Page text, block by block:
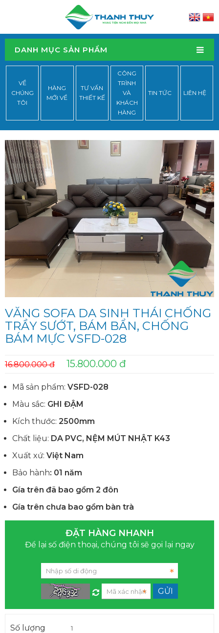
DANH MỤC SẢN PHẨM
VỀ
CHÚNG
TÔI
HÀNG
MỚI VỀ
TƯ VẤN
THIẾT KẾ
CÔNG
TRÌNH
VÀ
KHÁCH
HÀNG
TIN TỨC LIÊN HỆ
VĂNG SOFA DA SINH THÁI CHỐNG
TRẦY SƯỚT, BÁM BẨN, CHỐNG
BÁM MỰC VSFD-028
16.800.000 đ 15.800.000 đ
Mã sản phẩm: VSFD-028
Màu sắc: GHI ĐẬM
Kích thước: 2500mm
Chất liệu: DA PVC, NỆM MÚT NHẬT K43
Xuất xứ: Việt Nam
Bảo hành: 01 năm
Gía trên đã bao gồm 2 đôn
Gía trên chưa bao gồm bàn trà
ĐẶT HÀNG NHANH
Để lại số điện thoại, chúng tôi sẽ gọi lại ngay
Số lượng